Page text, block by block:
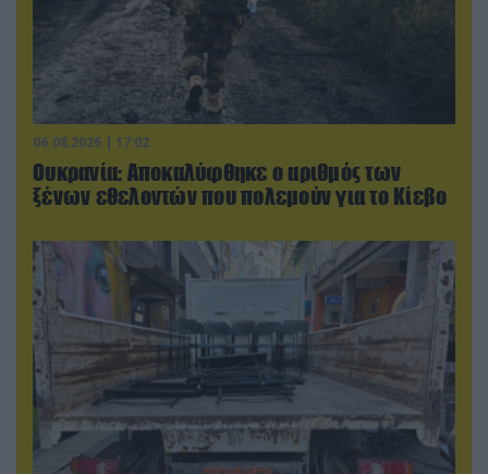
06.08.2026 | 17:02
Ουκρανία: Αποκαλύφθηκε ο αριθμός των
ξένων εθελοντών που πολεμούν για το Κίεβο